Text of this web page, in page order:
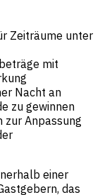
Zeiträume unter
mit
Nacht an
zu gewinnen
zur Anpassung
einer
das